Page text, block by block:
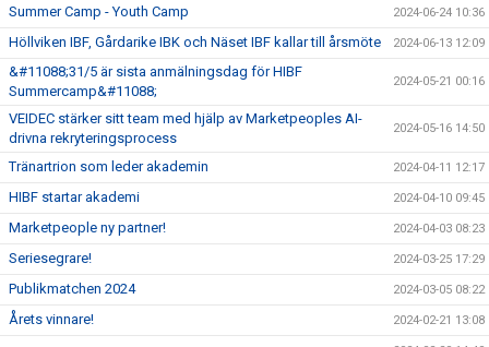
Summer Camp - Youth Camp 2024-06-24 10:36
Höllviken IBF, Gårdarike IBK och Näset IBF kallar till årsmöte 2024-06-13 12:09
&#11088;31/5 är sista anmälningsdag för HIBF
Summercamp&#11088;
2024-05-21 00:16
VEIDEC stärker sitt team med hjälp av Marketpeoples AI-
drivna rekryteringsprocess
2024-05-16 14:50
Tränartrion som leder akademin 2024-04-11 12:17
HIBF startar akademi 2024-04-10 09:45
Marketpeople ny partner! 2024-04-03 08:23
Seriesegrare! 2024-03-25 17:29
Publikmatchen 2024 2024-03-05 08:22
Årets vinnare! 2024-02-21 13:08